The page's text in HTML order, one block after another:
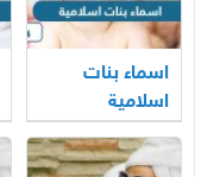
اسماء بنات
اسلامية
ومعانيها